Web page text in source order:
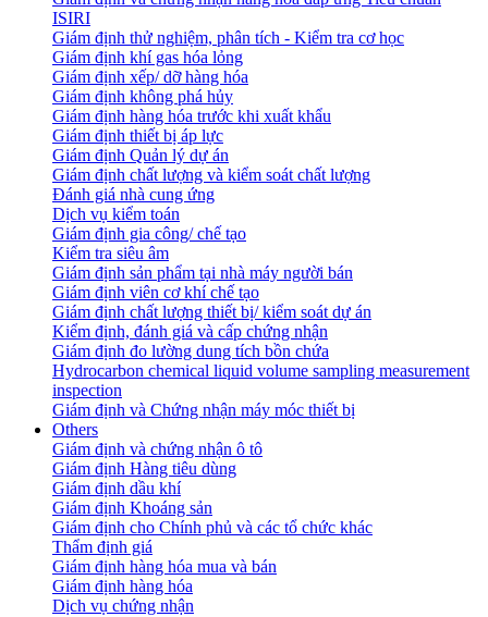
ISIRI
Giám định thử nghiệm, phân tích - Kiểm tra cơ học
Giám định khí gas hóa lỏng
Giám định xếp/ dỡ hàng hóa
Giám định không phá hủy
Giám định hàng hóa trước khi xuất khẩu
Giám định thiết bị áp lực
Giám định Quản lý dự án
Giám định chất lượng và kiểm soát chất lượng
Đánh giá nhà cung ứng
Dịch vụ kiểm toán
Giám định gia công/ chế tạo
Kiểm tra siêu âm
Giám định sản phẩm tại nhà máy người bán
Giám định viên cơ khí chế tạo
Giám định chất lượng thiết bị/ kiểm soát dự án
Kiểm định, đánh giá và cấp chứng nhận
Giám định đo lường dung tích bồn chứa
Hydrocarbon chemical liquid volume sampling measurement
inspection
Giám định và Chứng nhận máy móc thiết bị
Others
Giám định và chứng nhận ô tô
Giám định Hàng tiêu dùng
Giám định dầu khí
Giám định Khoáng sản
Giám định cho Chính phủ và các tổ chức khác
Thẩm định giá
Giám định hàng hóa mua và bán
Giám định hàng hóa
Dịch vụ chứng nhận